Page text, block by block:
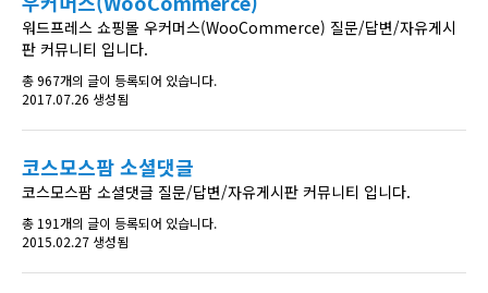
워드프레스 쇼핑몰 우커머스(WooCommerce) 질문/답변/자유게시
판 커뮤니티 입니다.
총 967개의 글이 등록되어 있습니다.
2017.07.26 생성됨
코스모스팜 소셜댓글
코스모스팜 소셜댓글 질문/답변/자유게시판 커뮤니티 입니다.
총 191개의 글이 등록되어 있습니다.
2015.02.27 생성됨